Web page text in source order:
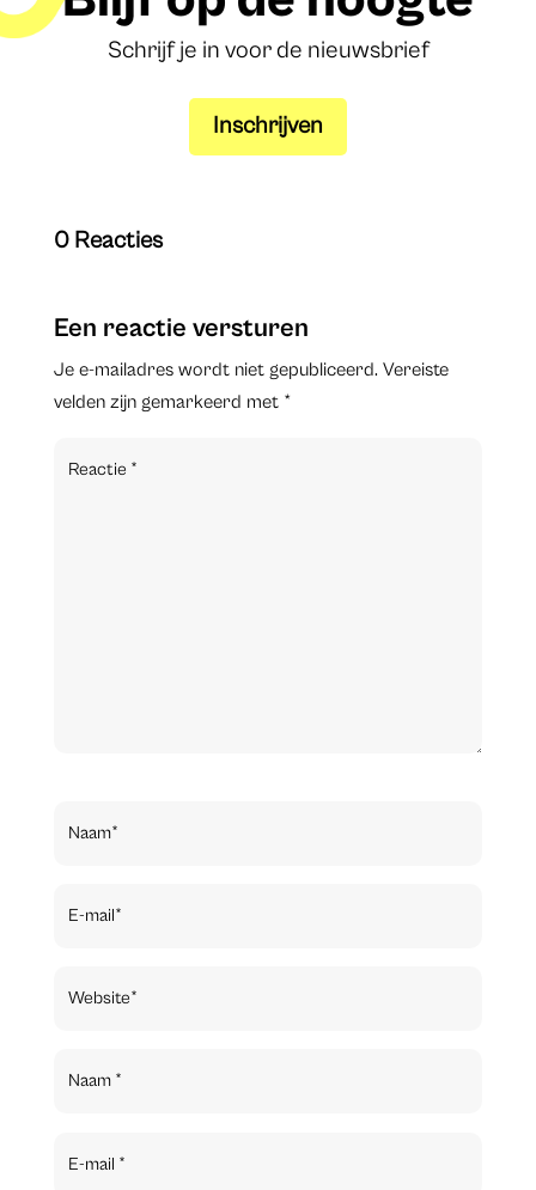
Schrijf je in voor de nieuwsbrief
Inschrijven
0 Reacties
Een reactie versturen
Je e-mailadres wordt niet gepubliceerd. Vereiste
velden zijn gemarkeerd met *